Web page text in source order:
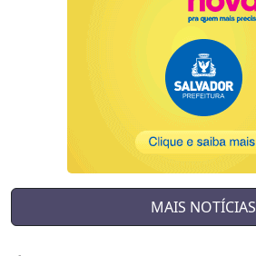
MAIS NOTÍCIAS